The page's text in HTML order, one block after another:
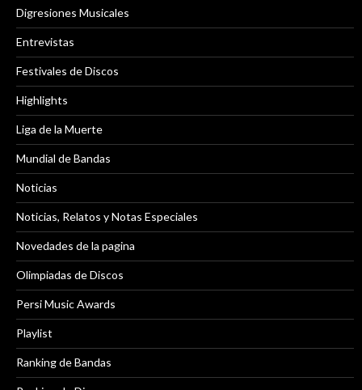
Digresiones Musicales
Entrevistas
Festivales de Discos
Highlights
Liga de la Muerte
Mundial de Bandas
Noticias
Noticias, Relatos y Notas Especiales
Novedades de la pagina
Olimpiadas de Discos
Persi Music Awards
Playlist
Ranking de Bandas